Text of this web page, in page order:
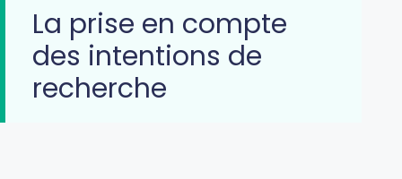
La prise en compte
des intentions de
recherche